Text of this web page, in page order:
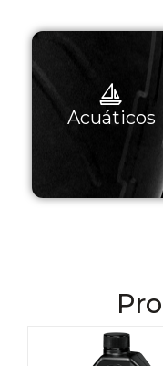
Acuáticos
Ver
Productos